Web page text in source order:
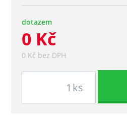
dotazem
0 Kč
0 Kč bez DPH
ks